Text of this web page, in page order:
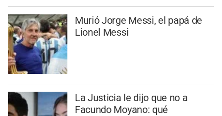
Murió Jorge Messi, el papá de
Lionel Messi
La Justicia le dijo que no a
Facundo Moyano: qué